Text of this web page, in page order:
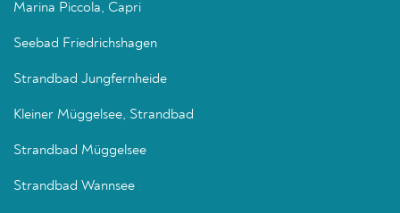
Marina Piccola, Capri
Seebad Friedrichshagen
Strandbad Jungfernheide
Kleiner Müggelsee, Strandbad
Strandbad Müggelsee
Strandbad Wannsee